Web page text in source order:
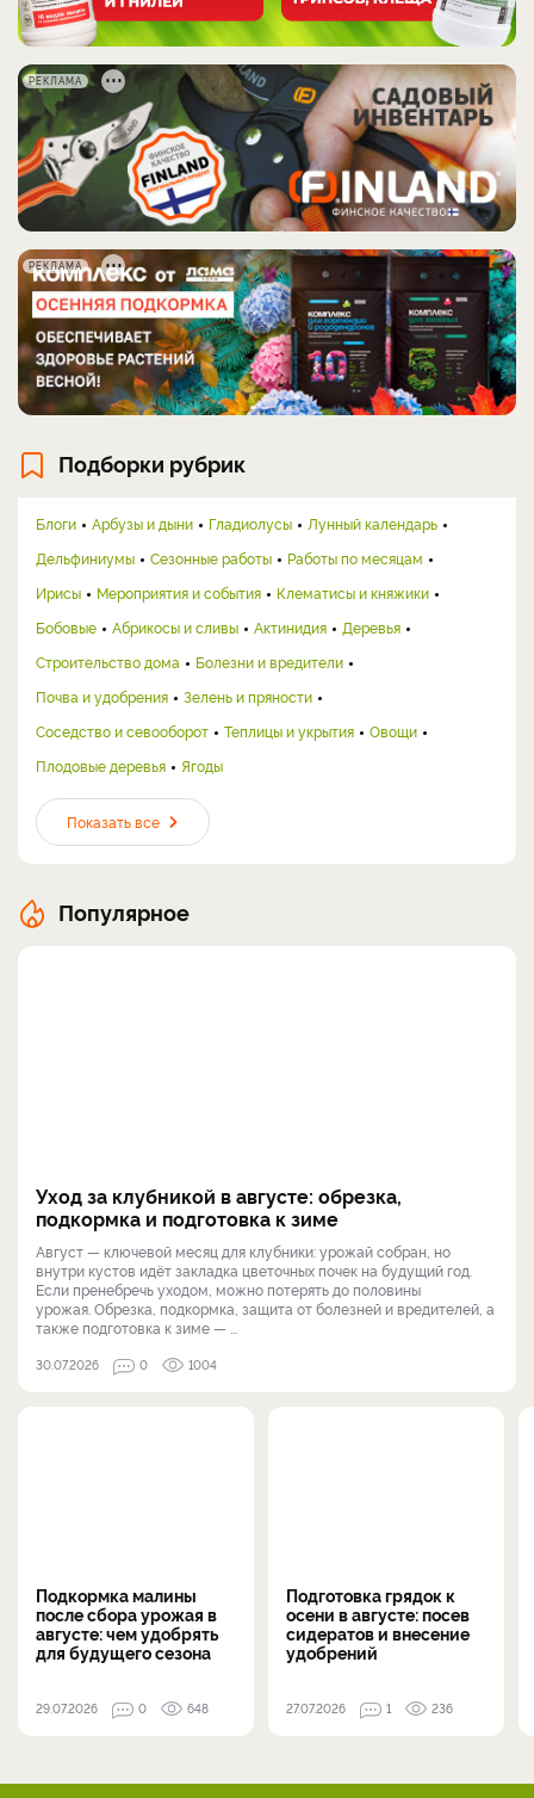
РЕКЛАМА
РЕКЛАМА
Подборки рубрик
Блоги Арбузы и дыни Гладиолусы
Лунный календарь
Дельфиниумы
Сезонные работы
Работы по месяцам
Ирисы
Мероприятия и события
Клематисы и княжики
Бобовые
Абрикосы и сливы Актинидия
Деревья
Строительство дома
Болезни и вредители
Почва и удобрения
Зелень и пряности
Соседство и севооборот
Теплицы и укрытия
Овощи
Плодовые деревья
Ягоды
Показать все
Популярное
Уход за клубникой в августе: обрезка,
подкормка и подготовка к зиме
Август — ключевой месяц для клубники: урожай собран, но
внутри кустов идёт закладка цветочных почек на будущий год.
Если пренебречь уходом, можно потерять до половины
урожая. Обрезка, подкормка, защита от болезней и вредителей, а
также подготовка к зиме — ...
30.07.2026 0 1004
Подкормка малины
после сбора урожая в
августе: чем удобрять
для будущего сезона
29.07.2026 0 648
Подготовка грядок к
осени в августе: посев
сидератов и внесение
удобрений
27.07.2026 1 236